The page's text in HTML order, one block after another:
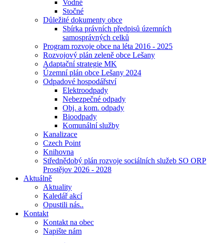
Vodné
Stočné
Důležité dokumenty obce
Sbírka právních předpisů územních
samosprávných celků
Program rozvoje obce na léta 2016 - 2025
Rozvojový plán zeleně obce Lešany
Adaptační strategie MK
Územní plán obce Lešany 2024
Odpadové hospodářství
Elektroodpady
Nebezpečné odpady
Obj. a kom. odpady
Bioodpady
Komunální služby
Kanalizace
Czech Point
Knihovna
Střednědobý plán rozvoje sociálních služeb SO ORP
Prostějov 2026 - 2028
Aktuálně
Aktuality
Kaledář akcí
Opustili nás..
Kontakt
Kontakt na obec
Napište nám